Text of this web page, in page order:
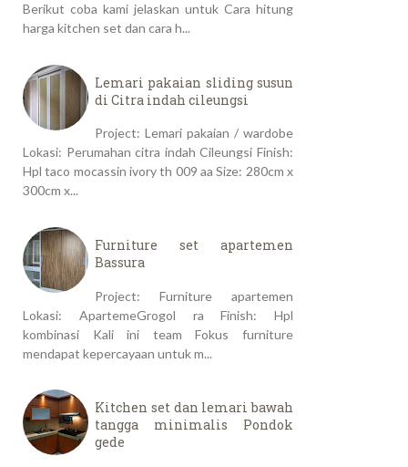
Berikut coba kami jelaskan untuk Cara hitung
harga kitchen set dan cara h...
Lemari pakaian sliding susun
di Citra indah cileungsi
Project: Lemari pakaian / wardobe
Lokasi: Perumahan citra indah Cileungsi Finish:
Hpl taco mocassin ivory th 009 aa Size: 280cm x
300cm x...
Furniture set apartemen
Bassura
Project: Furniture apartemen
Lokasi: ApartemeGrogol ra Finish: Hpl
kombinasi Kali ini team Fokus furniture
mendapat kepercayaan untuk m...
Kitchen set dan lemari bawah
tangga minimalis Pondok
gede